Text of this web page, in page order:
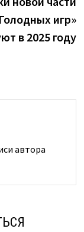
игр»
в 2025 году
автора